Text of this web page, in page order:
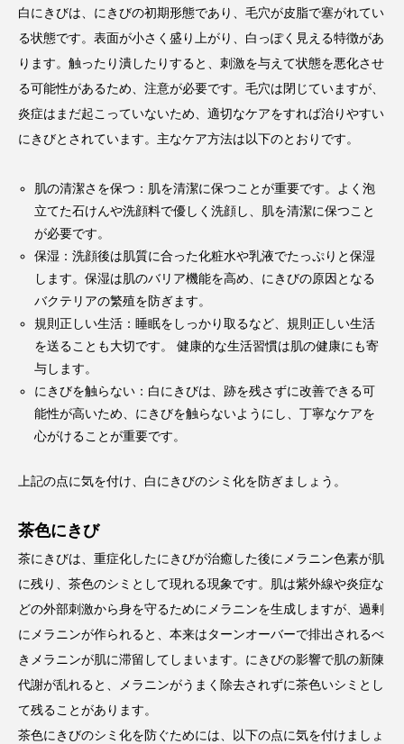
白にきびは、にきびの初期形態であり、毛穴が皮脂で塞がれてい
る状態です。表面が小さく盛り上がり、白っぽく見える特徴があ
ります。触ったり潰したりすると、刺激を与えて状態を悪化させ
る可能性があるため、注意が必要です。毛穴は閉じていますが、
炎症はまだ起こっていないため、適切なケアをすれば治りやすい
にきびとされています。主なケア方法は以下のとおりです。
肌の清潔さを保つ：肌を清潔に保つことが重要です。よく泡
立てた石けんや洗顔料で優しく洗顔し、肌を清潔に保つこと
が必要です。
保湿：洗顔後は肌質に合った化粧水や乳液でたっぷりと保湿
します。保湿は肌のバリア機能を高め、にきびの原因となる
バクテリアの繁殖を防ぎます。
規則正しい生活：睡眠をしっかり取るなど、規則正しい生活
を送ることも大切です。 健康的な生活習慣は肌の健康にも寄
与します。
にきびを触らない：白にきびは、跡を残さずに改善できる可
能性が高いため、にきびを触らないようにし、丁寧なケアを
心がけることが重要です。
上記の点に気を付け、白にきびのシミ化を防ぎましょう。
茶色にきび
茶にきびは、重症化したにきびが治癒した後にメラニン色素が肌
に残り、茶色のシミとして現れる現象です。肌は紫外線や炎症な
どの外部刺激から身を守るためにメラニンを生成しますが、過剰
にメラニンが作られると、本来はターンオーバーで排出されるべ
きメラニンが肌に滞留してしまいます。にきびの影響で肌の新陳
代謝が乱れると、メラニンがうまく除去されずに茶色いシミとし
て残ることがあります。
茶色にきびのシミ化を防ぐためには、以下の点に気を付けましょ